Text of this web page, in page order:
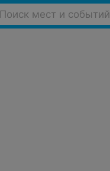
Поиск мест и событий